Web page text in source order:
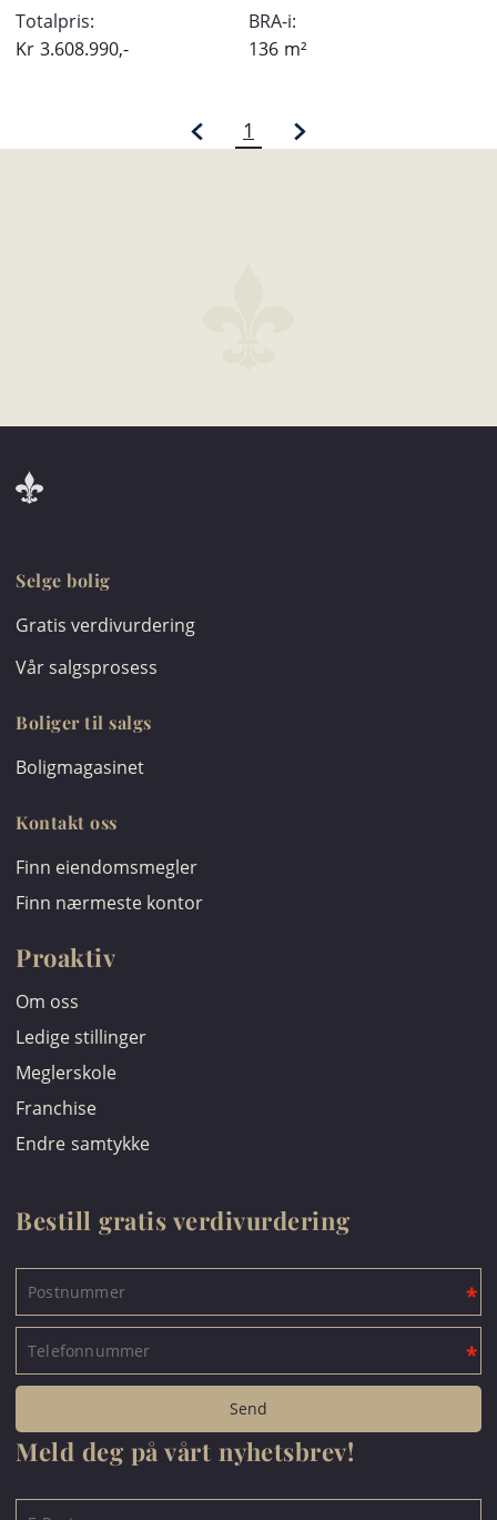
Totalpris:
Kr 3.608.990,-
BRA-i:
136 m²
1
Selge bolig
Gratis verdivurdering
Vår salgsprosess
Boliger til salgs
Boligmagasinet
Kontakt oss
Finn eiendomsmegler
Finn nærmeste kontor
Proaktiv
Om oss
Ledige stillinger
Meglerskole
Franchise
Endre samtykke
Bestill gratis verdivurdering
Meld deg på vårt nyhetsbrev!